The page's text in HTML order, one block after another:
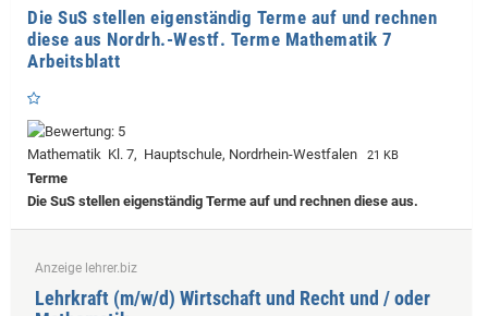
Die SuS stellen eigenständig Terme auf und rechnen
diese aus Nordrh.-Westf. Terme Mathematik 7
Arbeitsblatt
Mathematik Kl. 7, Hauptschule, Nordrhein-Westfalen 21 KB
Terme
Die SuS stellen eigenständig Terme auf und rechnen diese aus.
Anzeige lehrer.biz
Lehrkraft (m/w/d) Wirtschaft und Recht und / oder